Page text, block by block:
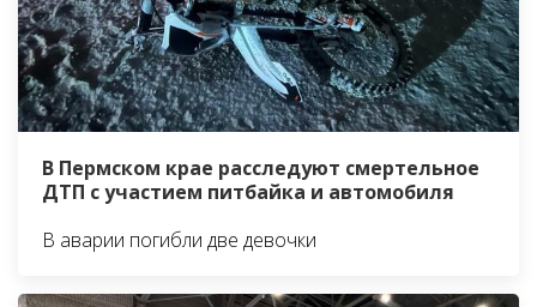
В Пермском крае расследуют смертельное
ДТП с участием питбайка и автомобиля
В аварии погибли две девочки